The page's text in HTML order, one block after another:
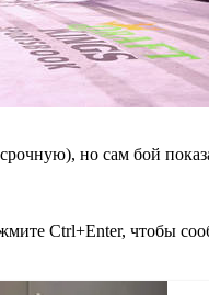
но сам бой
Ctrl+Enter, чтобы